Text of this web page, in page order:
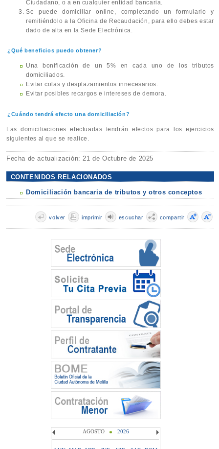
Ciudadano, o a en cualquier entidad bancaria.
Se puede domiciliar online, completando un formulario y
remitiéndolo a la Oficina de Recaudación, para ello debes estar
dado de alta en la Sede Electrónica.
¿Qué beneficios puedo obtener?
Una bonificación de un 5% en cada uno de los tributos
domiciliados.
Evitar colas y desplazamientos innecesarios.
Evitar posibles recargos e intereses de demora.
¿Cuándo tendrá efecto una domiciliación?
Las domiciliaciones efectuadas tendrán efectos para los ejercicios
siguientes al que se realice.
Fecha de actualización: 21 de Octubre de 2025
CONTENIDOS RELACIONADOS
Domiciliación bancaria de tributos y otros conceptos
compartir
escuchar
imprimir
volver
AGOSTO 2026